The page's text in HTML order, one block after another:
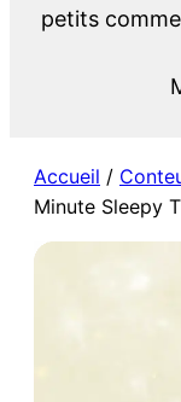
petits
Accueil /
Minute Sleepy